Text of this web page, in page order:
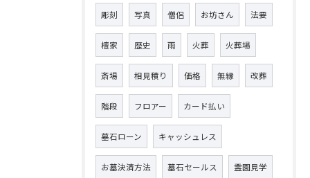
彫刻 写真 僧侶 お坊さん 法要
檀家 歴史 雨 火葬 火葬場
斎場 相見積り 価格 無縁 改葬
階段 フロアー カード払い
墓石ローン キャッシュレス
お墓決済方法 墓石セールス 霊園見学